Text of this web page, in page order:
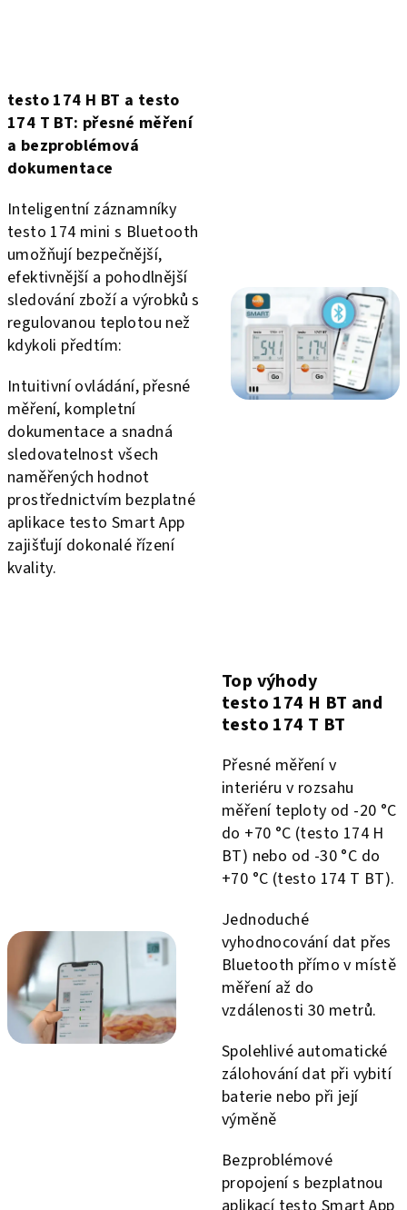
testo 174 H BT a testo
174 T BT: přesné měření
a bezproblémová
dokumentace
Inteligentní záznamníky
testo 174 mini s Bluetooth
umožňují bezpečnější,
efektivnější a pohodlnější
sledování zboží a výrobků s
regulovanou teplotou než
kdykoli předtím:
Intuitivní ovládání, přesné
měření, kompletní
dokumentace a snadná
sledovatelnost všech
naměřených hodnot
prostřednictvím bezplatné
aplikace testo Smart App
zajišťují dokonalé řízení
kvality.
Top výhody
testo 174 H BT and
testo 174 T BT
Přesné měření v
interiéru v rozsahu
měření teploty od -20 °C
do +70 °C (testo 174 H
BT) nebo od -30 °C do
+70 °C (testo 174 T BT).
Jednoduché
vyhodnocování dat přes
Bluetooth přímo v místě
měření až do
vzdálenosti 30 metrů.
Spolehlivé automatické
zálohování dat při vybití
baterie nebo při její
výměně
Bezproblémové
propojení s bezplatnou